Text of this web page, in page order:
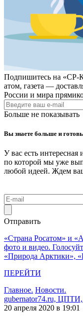
Подпишитесь на «СР-
атом, газета —
России и мира
Больше не показывать
Вы знаете больше и
У вас есть интересная
по которой мы уже
любой идеей. Ждем
Отправить
«Страна Росатом» и
фото и видео.
«Природа Арктики»,
ПЕРЕЙТИ
Главное. Новости.
gubernator74.ru,
20 апреля 2020 в 19:01